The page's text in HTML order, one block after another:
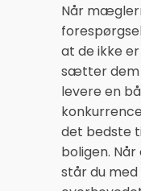
Når
at de ikke
sætter dem
levere en
det bedste
boligen.
står du